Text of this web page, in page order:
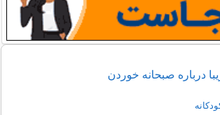
درباره صبحانه خوردن